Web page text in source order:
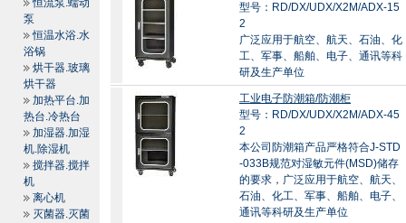
恒流泵.蠕动
泵
恒温水浴.水
浴锅
烘干器.玻璃
烘干器
加热平台.加
热台.冷热台
加湿器.加湿
机.除湿机
搅拌器.搅拌
机
离心机
灭菌器.灭菌
型号：RD/DX/UDX/X2M/ADX-15
2
广泛应用于航空、航天、石油、化
工、军事、船舶、电子、通讯等科
研及生产单位
工业电子防潮箱/防潮柜
型号：RD/DX/UDX/X2M/ADX-45
2
本公司防潮箱产品严格符合J-STD
-033B规范对湿敏元件(MSD)储存
的要求，广泛应用于航空、航天、
石油、化工、军事、船舶、电子、
通讯等科研及生产单位